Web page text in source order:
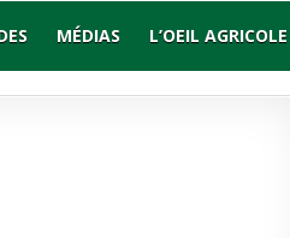
MÉDIAS L’OEIL AGRICOLE